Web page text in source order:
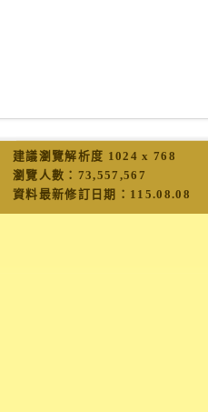
建議瀏覽解析度 1024 x 768
瀏覽人數： 73,557,567
資料最新修訂日期： 115.08.08